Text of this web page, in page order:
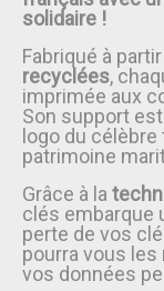
solidaire !
Fabriqué à
recyclées,
imprimée aux
Son support est
logo du
patrimoine
Grâce à la
clés embarque
perte de vos
pourra vous
vos données